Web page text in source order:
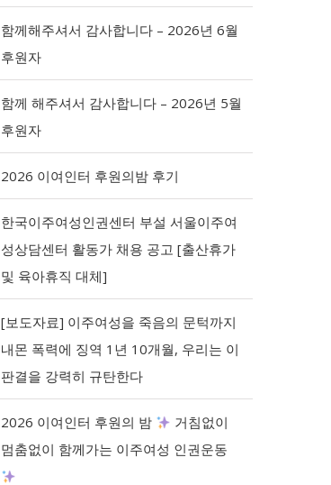
함께해주셔서 감사합니다 – 2026년 6월
후원자
함께 해주셔서 감사합니다 – 2026년 5월
후원자
2026 이여인터 후원의밤 후기
한국이주여성인권센터 부설 서울이주여
성상담센터 활동가 채용 공고 [출산휴가
및 육아휴직 대체]
[보도자료] 이주여성을 죽음의 문턱까지
내몬 폭력에 징역 1년 10개월, 우리는 이
판결을 강력히 규탄한다
2026 이여인터 후원의 밤
거침없이
멈춤없이 함께가는 이주여성 인권운동